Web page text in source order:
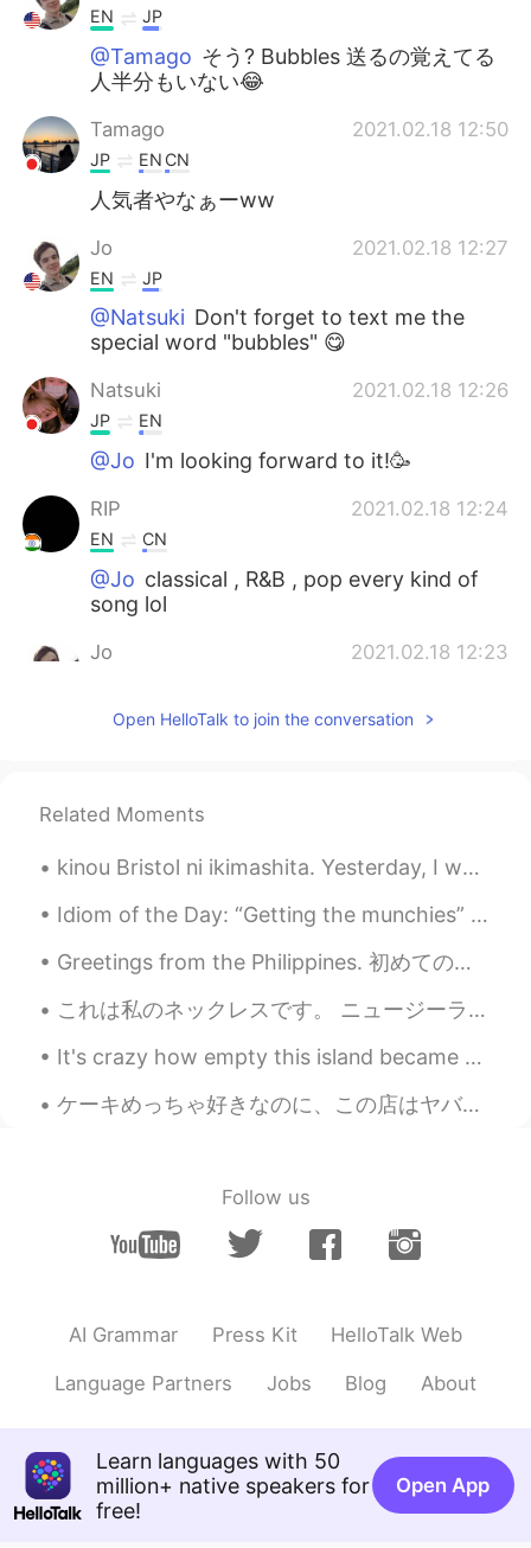
EN JP
@Tamago そう? Bubbles 送るの覚えてる
人半分もいない😂
Tamago 2021.02.18 12:50
JP EN CN
人気者やなぁーww
Jo 2021.02.18 12:27
EN JP
@Natsuki Don't forget to text me the
special word "bubbles" 😋
Natsuki 2021.02.18 12:26
JP EN
@Jo I'm looking forward to it!🥳
RIP 2021.02.18 12:24
EN CN
@Jo classical , R&B , pop every kind of
song lol
Jo 2021.02.18 12:23
@RIPHahaha 😂
2021.02.18 12:21
EN JP
Make sure you use the word "bubble"
when you text me.
Open HelloTalk to join the conversation
Related Moments
kinou Bristol ni ikimashita. Yesterday, I went to Bristol. I took these pictures of a cobbleston...
Idiom of the Day: “Getting the munchies” Everyone likes food! When you are “getting the munchi...
Greetings from the Philippines. 初めてのフィリピン旅行です。今日、マニラの近くで火山を登ったり、船に乗ったりしていました。セブ島だけじゃなくて、北の方もすごい楽し...
これは私のネックレスです。 ニュージーランド/マオリ文化からです。 海の怪物か霊の守護者です。(Marakihau) 悪から守ると信じられています。 This is my Necklace f...
It's crazy how empty this island became due to the virus in the Philippines. I was here over a m...
ケーキめっちゃ好きなのに、この店はヤバすぎる！誰か僕と一緒にケーキを食べませんか？ 🎂 Even though I really like cake, this restaurant is ...
Follow us
AI Grammar Press Kit HelloTalk Web
Language Partners Jobs Blog About
Learn languages with 50
million+ native speakers for
free!
Open App